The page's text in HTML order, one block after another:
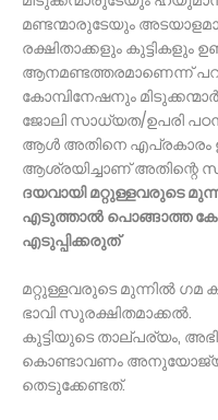
മണ്ടന്മാരുടേയും
രക്ഷിതാക്കളും കുട്ടികളും
ആനമണ്ടത്തരമാണെന്ന്
കോമ്പിനേഷനും
ജോലി സാധ്യത/ഉപരി
ആൾ അതിനെ എപ്രകാരം
ആശ്രയിച്ചാണ് അതിന്റെ
ദയവായി മറ്റുള്ളവരുടെ
എടുത്താൽ പൊങ്ങാത്ത
എടുപ്പിക്കരുത്
മറ്റുള്ളവരുടെ മുന്നിൽ
ഭാവി സുരക്ഷിതമാക്കൽ.
കുട്ടിയുടെ താല്പര്യം,
കൊണ്ടാവണം
തെടുക്കേണ്ടത്.